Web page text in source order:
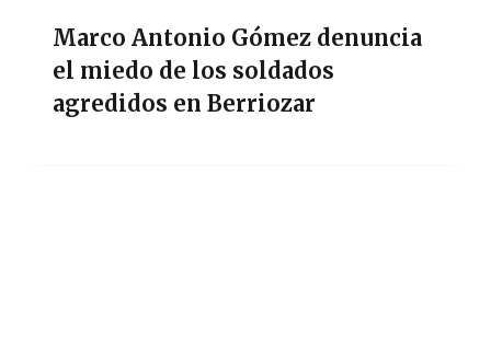
Marco Antonio Gómez denuncia
el miedo de los soldados
agredidos en Berriozar